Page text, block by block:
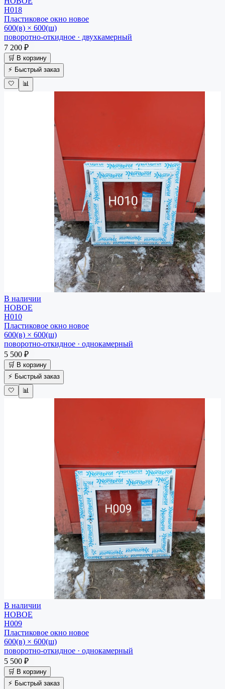
Н018
Пластиковое окно новое
600(в) × 600(ш)
поворотно-откидное · двухкамерный
7 200 ₽
🛒 В корзину
⚡ Быстрый заказ
🤍
📊
В наличии
НОВОЕ
Н010
Пластиковое окно новое
600(в) × 600(ш)
поворотно-откидное · однокамерный
5 500 ₽
🛒 В корзину
⚡ Быстрый заказ
🤍
📊
В наличии
НОВОЕ
Н009
Пластиковое окно новое
600(в) × 600(ш)
поворотно-откидное · однокамерный
5 500 ₽
🛒 В корзину
⚡ Быстрый заказ